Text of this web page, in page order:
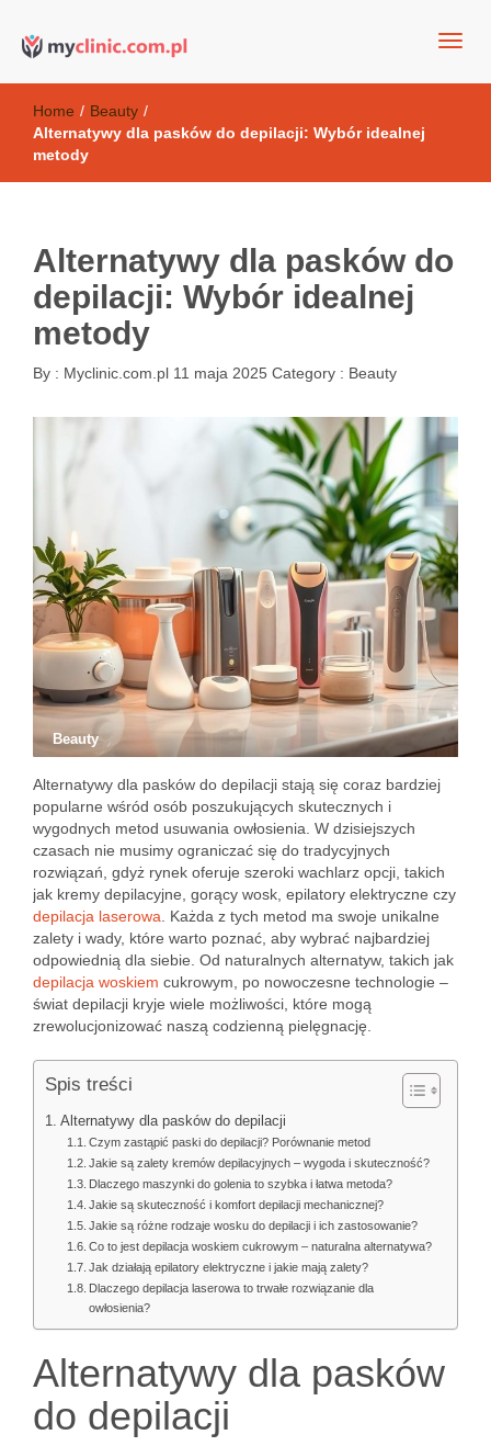
Kosmetyki antyoksydacyjne
Home / Beauty /
Alternatywy dla pasków do depilacji: Wybór idealnej
metody
Alternatywy dla pasków do
depilacji: Wybór idealnej
metody
By : Myclinic.com.pl 11 maja 2025 Category : Beauty
Beauty
Alternatywy dla pasków do depilacji stają się coraz bardziej
popularne wśród osób poszukujących skutecznych i
wygodnych metod usuwania owłosienia. W dzisiejszych
czasach nie musimy ograniczać się do tradycyjnych
rozwiązań, gdyż rynek oferuje szeroki wachlarz opcji, takich
jak kremy depilacyjne, gorący wosk, epilatory elektryczne czy
depilacja laserowa . Każda z tych metod ma swoje unikalne
zalety i wady, które warto poznać, aby wybrać najbardziej
odpowiednią dla siebie. Od naturalnych alternatyw, takich jak
depilacja woskiem cukrowym, po nowoczesne technologie –
świat depilacji kryje wiele możliwości, które mogą
zrewolucjonizować naszą codzienną pielęgnację.
Spis treści
Alternatywy dla pasków do depilacji
Czym zastąpić paski do depilacji? Porównanie metod
Jakie są zalety kremów depilacyjnych – wygoda i skuteczność?
Dlaczego maszynki do golenia to szybka i łatwa metoda?
Jakie są skuteczność i komfort depilacji mechanicznej?
Jakie są różne rodzaje wosku do depilacji i ich zastosowanie?
Co to jest depilacja woskiem cukrowym – naturalna alternatywa?
Jak działają epilatory elektryczne i jakie mają zalety?
Dlaczego depilacja laserowa to trwałe rozwiązanie dla
owłosienia?
Alternatywy dla pasków
do depilacji